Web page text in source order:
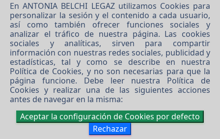
En ANTONIA BELCHI LEGAZ utilizamos Cookies para
personalizar la sesión y el contenido a cada usuario,
así como también ofrecer funciones sociales y
analizar el tráfico de nuestra página. Las cookies
sociales y analíticas, sirven para compartir
información con nuestras redes sociales, publicidad y
estadísticas, tal y como se describe en nuestra
Política de Cookies, y no son necesarias para que la
página funcione. Debe leer nuestra Política de
Cookies y realizar una de las siguientes acciones
antes de navegar en la misma:
Aceptar la configuración de Cookies por defecto
Rechazar